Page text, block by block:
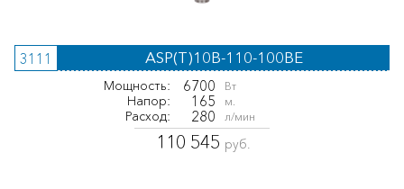
3111 ASP(T)10B-110-100BE
Мощность: 6700 Вт
Напор: 165 м.
Расход: 280 л/мин
110 545 руб.